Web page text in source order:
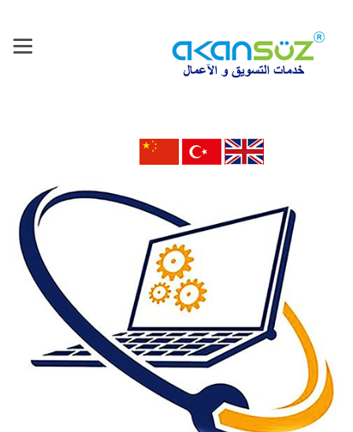
حول AKANSOZ
منتجاتنا
تأخذ الآلة والتكنولوجي
المواد المعدنية والمنتجات
المعدات التعدين
المعدات المعدنية
المشاريع